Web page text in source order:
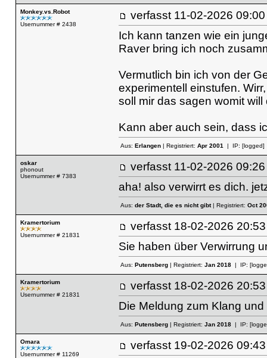
Monkey.vs.Robot
Usernummer # 2438
verfasst 11-02-2026
Ich kann tanzen wie ein
Raver bring ich noch
Vermutlich bin ich von der
experimentell einstufen.
soll mir das sagen womit
Kann aber auch sein, dass
Aus: Erlangen| Registriert: Apr 2001| IP: [logged]
oskar
phonout
Usernummer # 7383
verfasst 11-02-2026
aha! also verwirrt es dich.
Aus: der Stadt, die es nicht gibt| Registriert: Oct
Kramertorium
Usernummer # 21831
verfasst 18-02-2026
Sie haben über Verwirrung
Aus: Putensberg| Registriert: Jan 2018| IP:
Kramertorium
Usernummer # 21831
verfasst 18-02-2026
Die Meldung zum Klang
Aus: Putensberg| Registriert: Jan 2018| IP:
Omara
Usernummer # 11269
verfasst 19-02-2026